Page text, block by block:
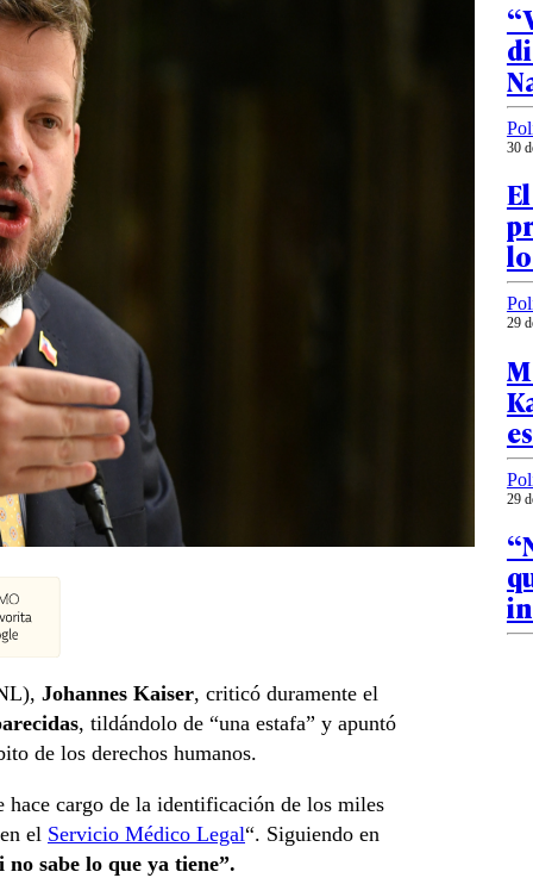
Johannes Kaiser, criticó duramente el
, tildándolo de “una estafa” y apuntó
de los derechos humanos.
cargo de la identificación de los miles
el Servicio Médico Legal“. Siguiendo en
no sabe lo que ya tiene”.
30
29
29